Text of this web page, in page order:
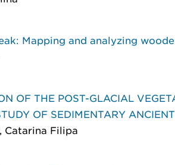
Mapping and analyzing
OF THE POST-GLACIAL
OF SEDIMENTARY
Catarina Filipa